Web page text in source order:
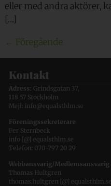
eller med andra aktörer,
[…]
← Föregående
Kontakt
Adress: Grindsgatan 37,
118 57 Stockholm
Mejl: info@equalsthlm.se
Föreningssekreterare
Per Sternbeck
info [@] equalsthlm.se
Telefon: 070-797 20 29
Webbansvarig/Medlemsansvarig
Thomas Hultgren
thomas.hultgren [@] equalsthlm.se